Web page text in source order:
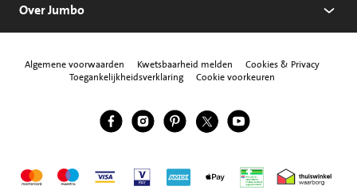
Over Jumbo
Algemene voorwaarden Kwetsbaarheid melden
Cookies & Privacy
Toegankelijkheidsverklaring
Cookie voorkeuren
Volg ons
Jumbo Facebook
Jumbo Instagram
Jumbo Pinterest
Jumbo Twitter
Jumbo YouTube
MastercardMaestroVisa Vpay American Express
Apple Pay Thuiswinkel